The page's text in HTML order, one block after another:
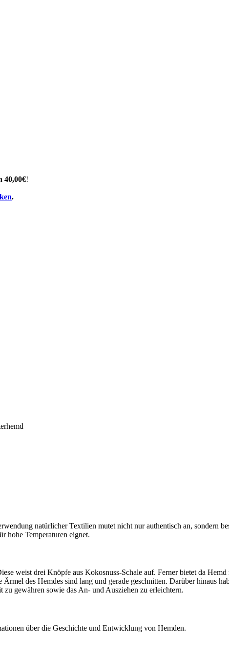
40,00€!
.
natürlicher Textilien mutet nicht nur authentisch an, sondern
hohe Temperaturen eignet.
weist drei Knöpfe aus Kokosnuss-Schale auf. Ferner bietet da Hemd
des Hemdes sind lang und gerade geschnitten. Darüber hinaus
gewähren sowie das An- und Ausziehen zu erleichtern.
über die Geschichte und Entwicklung von Hemden.